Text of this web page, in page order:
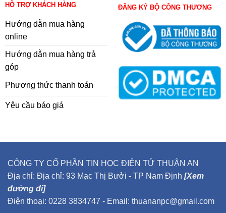
HỖ TRỢ KHÁCH HÀNG
Hướng dẫn mua hàng
online
Hướng dẫn mua hàng trả
góp
Phương thức thanh toán
Yêu cầu báo giá
ĐĂNG KÝ BỘ CÔNG THƯƠNG
CÔNG TY CỔ PHẦN TIN HỌC ĐIỆN TỬ THUẬN AN
Địa chỉ: Địa chỉ: 93 Mạc Thị Bưởi - TP Nam Định [Xem
đường đi]
Điện thoại: 0228 3834747 - Email: thuananpc@gmail.com